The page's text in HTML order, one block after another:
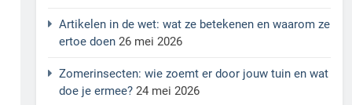
Artikelen in de wet: wat ze betekenen en waarom ze
ertoe doen 26 mei 2026
Zomerinsecten: wie zoemt er door jouw tuin en wat
doe je ermee? 24 mei 2026